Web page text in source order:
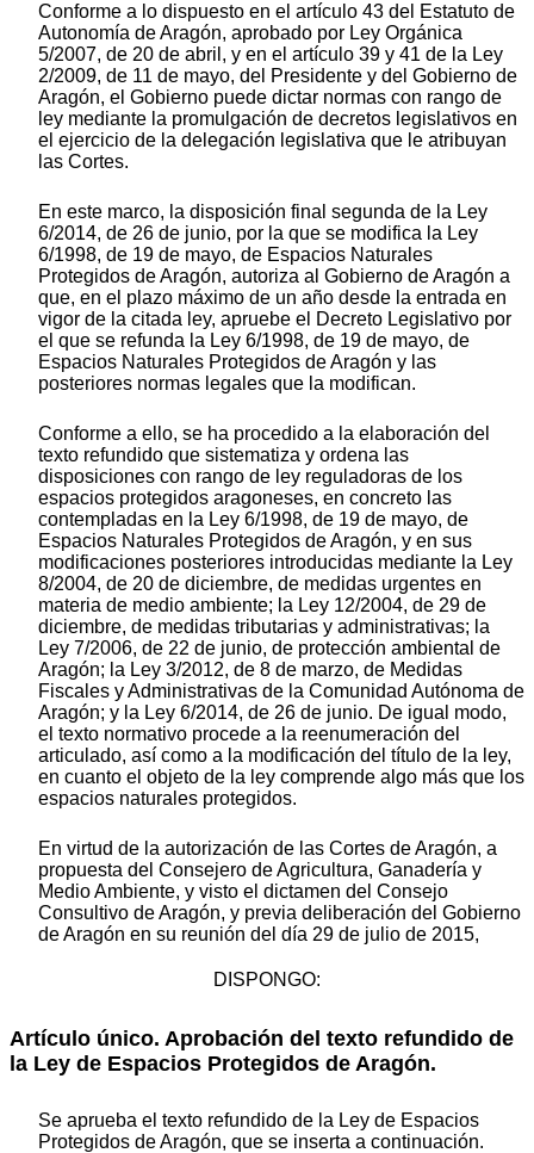
Conforme a lo dispuesto en el artículo 43 del Estatuto de
Autonomía de Aragón, aprobado por Ley Orgánica
5/2007, de 20 de abril, y en el artículo 39 y 41 de la Ley
2/2009, de 11 de mayo, del Presidente y del Gobierno de
Aragón, el Gobierno puede dictar normas con rango de
ley mediante la promulgación de decretos legislativos en
el ejercicio de la delegación legislativa que le atribuyan
las Cortes.
En este marco, la disposición final segunda de la Ley
6/2014, de 26 de junio, por la que se modifica la Ley
6/1998, de 19 de mayo, de Espacios Naturales
Protegidos de Aragón, autoriza al Gobierno de Aragón a
que, en el plazo máximo de un año desde la entrada en
vigor de la citada ley, apruebe el Decreto Legislativo por
el que se refunda la Ley 6/1998, de 19 de mayo, de
Espacios Naturales Protegidos de Aragón y las
posteriores normas legales que la modifican.
Conforme a ello, se ha procedido a la elaboración del
texto refundido que sistematiza y ordena las
disposiciones con rango de ley reguladoras de los
espacios protegidos aragoneses, en concreto las
contempladas en la Ley 6/1998, de 19 de mayo, de
Espacios Naturales Protegidos de Aragón, y en sus
modificaciones posteriores introducidas mediante la Ley
8/2004, de 20 de diciembre, de medidas urgentes en
materia de medio ambiente; la Ley 12/2004, de 29 de
diciembre, de medidas tributarias y administrativas; la
Ley 7/2006, de 22 de junio, de protección ambiental de
Aragón; la Ley 3/2012, de 8 de marzo, de Medidas
Fiscales y Administrativas de la Comunidad Autónoma de
Aragón; y la Ley 6/2014, de 26 de junio. De igual modo,
el texto normativo procede a la reenumeración del
articulado, así como a la modificación del título de la ley,
en cuanto el objeto de la ley comprende algo más que los
espacios naturales protegidos.
En virtud de la autorización de las Cortes de Aragón, a
propuesta del Consejero de Agricultura, Ganadería y
Medio Ambiente, y visto el dictamen del Consejo
Consultivo de Aragón, y previa deliberación del Gobierno
de Aragón en su reunión del día 29 de julio de 2015,
DISPONGO:
Artículo único. Aprobación del texto refundido de
la Ley de Espacios Protegidos de Aragón.
Se aprueba el texto refundido de la Ley de Espacios
Protegidos de Aragón, que se inserta a continuación.